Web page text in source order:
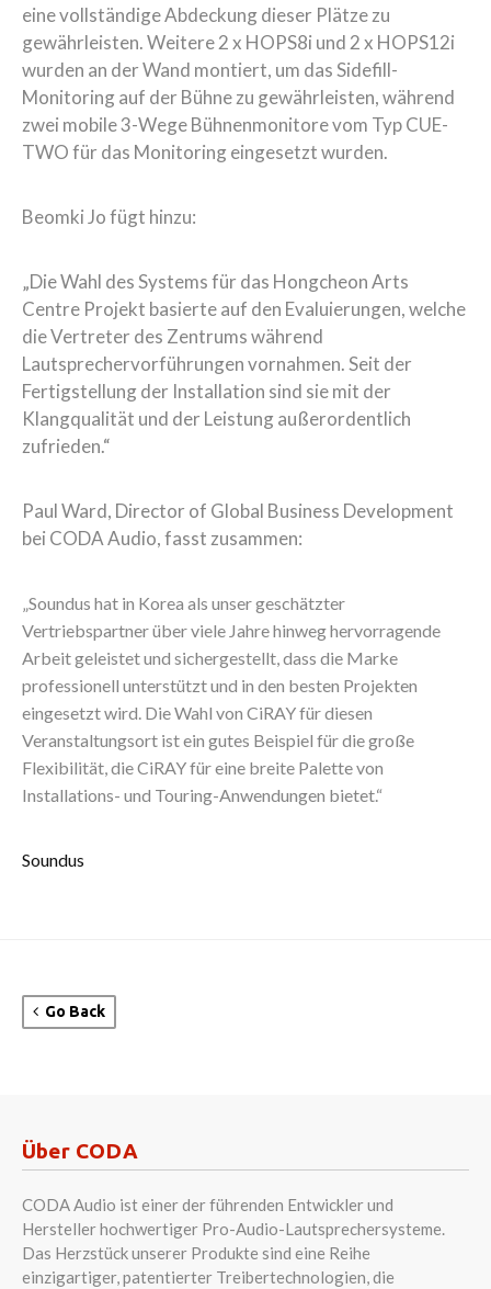
eine vollständige Abdeckung dieser Plätze zu
gewährleisten. Weitere 2 x HOPS8i und 2 x HOPS12i
wurden an der Wand montiert, um das Sidefill-
Monitoring auf der Bühne zu gewährleisten, während
zwei mobile 3-Wege Bühnenmonitore vom Typ CUE-
TWO für das Monitoring eingesetzt wurden.
Beomki Jo fügt hinzu:
„Die Wahl des Systems für das Hongcheon Arts
Centre Projekt basierte auf den Evaluierungen, welche
die Vertreter des Zentrums während
Lautsprechervorführungen vornahmen. Seit der
Fertigstellung der Installation sind sie mit der
Klangqualität und der Leistung außerordentlich
zufrieden.“
Paul Ward, Director of Global Business Development
bei CODA Audio, fasst zusammen:
„Soundus hat in Korea als unser geschätzter
Vertriebspartner über viele Jahre hinweg hervorragende
Arbeit geleistet und sichergestellt, dass die Marke
professionell unterstützt und in den besten Projekten
eingesetzt wird. Die Wahl von CiRAY für diesen
Veranstaltungsort ist ein gutes Beispiel für die große
Flexibilität, die CiRAY für eine breite Palette von
Installations- und Touring-Anwendungen bietet.“
Soundus
Go Back
Über CODA
CODA Audio ist einer der führenden Entwickler und
Hersteller hochwertiger Pro-Audio-Lautsprechersysteme.
Das Herzstück unserer Produkte sind eine Reihe
einzigartiger, patentierter Treibertechnologien, die